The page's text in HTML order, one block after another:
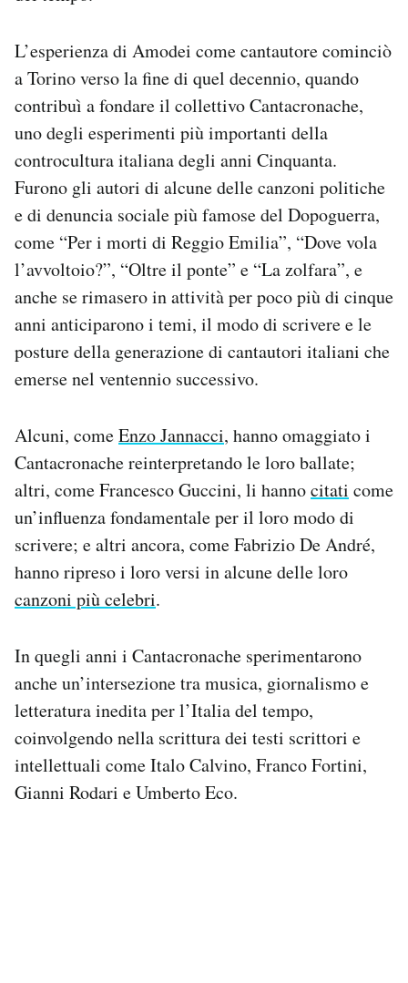
L’esperienza di Amodei come cantautore cominciò
a Torino verso la fine di quel decennio, quando
contribuì a fondare il collettivo Cantacronache,
uno degli esperimenti più importanti della
controcultura italiana degli anni Cinquanta.
Furono gli autori di alcune delle canzoni politiche
e di denuncia sociale più famose del Dopoguerra,
come “Per i morti di Reggio Emilia”, “Dove vola
l’avvoltoio?”, “Oltre il ponte” e “La zolfara”, e
anche se rimasero in attività per poco più di cinque
anni anticiparono i temi, il modo di scrivere e le
posture della generazione di cantautori italiani che
emerse nel ventennio successivo.
Alcuni, comeEnzo Jannacci, hanno omaggiato i
Cantacronache reinterpretando le loro ballate;
altri, come Francesco Guccini, li hannocitati come
un’influenza fondamentale per il loro modo di
scrivere; e altri ancora, come Fabrizio De André,
hanno ripreso i loro versi in alcune delle loro
canzoni più celebri.
In quegli anni i Cantacronache sperimentarono
anche un’intersezione tra musica, giornalismo e
letteratura inedita per l’Italia del tempo,
coinvolgendo nella scrittura dei testi scrittori e
intellettuali come Italo Calvino, Franco Fortini,
Gianni Rodari e Umberto Eco.